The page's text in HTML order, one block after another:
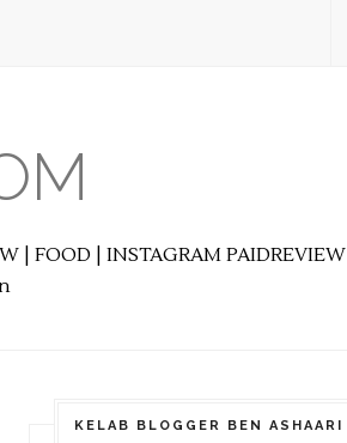
| FOOD | INSTAGRAM PAIDREVIEW
KELAB BLOGGER BEN ASHAARI